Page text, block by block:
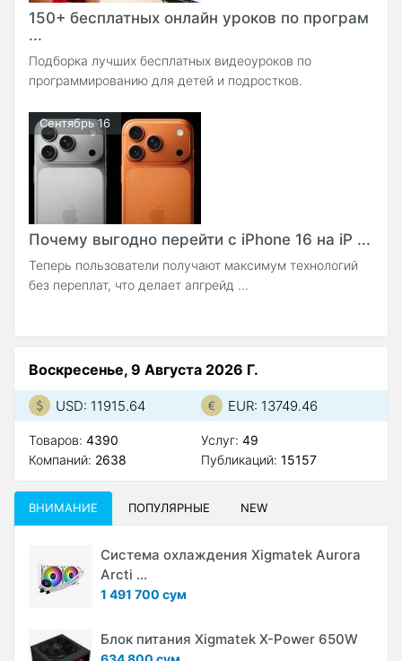
150+ бесплатных онлайн уроков по програм
...
Подборка лучших бесплатных видеоуроков по
программированию для детей и подростков.
Сентябрь 16
Почему выгодно перейти с iPhone 16 на iP ...
Теперь пользователи получают максимум технологий
без переплат, что делает апгрейд ...
Воскресенье, 9 Августа 2026 Г.
USD: 11915.64 EUR: 13749.46
Товаров: 4390
Компаний: 2638
Услуг: 49
Публикаций: 15157
ВНИМАНИЕ ПОПУЛЯРНЫЕ NEW
Система охлаждения Xigmatek Aurora
Arcti ...
1 491 700 сум
Блок питания Xigmatek X-Power 650W